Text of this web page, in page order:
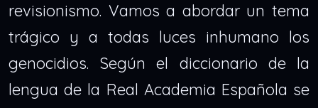
revisionismo. Vamos a abordar un tema
trágico y a todas luces inhumano los
genocidios. Según el diccionario de la
lengua de la Real Academia Española se